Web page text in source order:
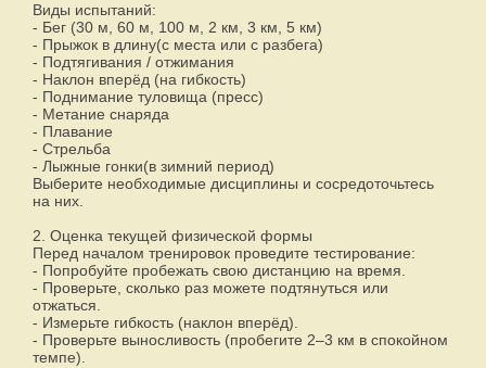
Виды испытаний:
- Бег (30 м, 60 м, 100 м, 2 км, 3 км, 5 км)
- Прыжок в длину(с места или с разбега)
- Подтягивания / отжимания
- Наклон вперёд (на гибкость)
- Поднимание туловища (пресс)
- Метание снаряда
- Плавание
- Стрельба
- Лыжные гонки(в зимний период)
Выберите необходимые дисциплины и сосредоточьтесь
на них.
2. Оценка текущей физической формы
Перед началом тренировок проведите тестирование:
- Попробуйте пробежать свою дистанцию на время.
- Проверьте, сколько раз можете подтянуться или
отжаться.
- Измерьте гибкость (наклон вперёд).
- Проверьте выносливость (пробегите 2–3 км в спокойном
темпе).